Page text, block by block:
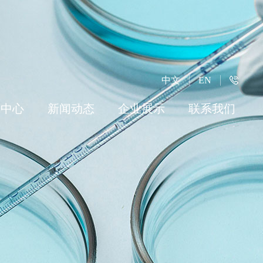
中文 EN
心 新闻动态 企业展示 联系我们